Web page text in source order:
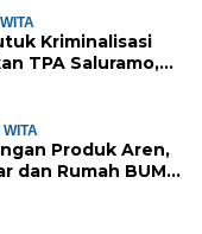
Kriminalisasi
TPA Saluramo,
Produk Aren,
dan Rumah BUMN